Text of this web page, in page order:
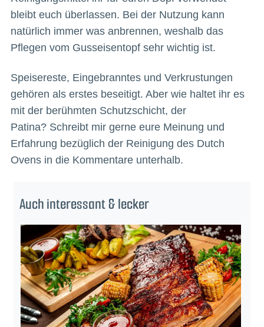
bleibt euch überlassen. Bei der Nutzung kann
natürlich immer was anbrennen, weshalb das
Pflegen vom Gusseisentopf sehr wichtig ist.
Speisereste, Eingebranntes und Verkrustungen
gehören als erstes beseitigt. Aber wie haltet ihr es
mit der berühmten Schutzschicht, der
Patina? Schreibt mir gerne eure Meinung und
Erfahrung bezüglich der Reinigung des Dutch
Ovens in die Kommentare unterhalb.
Auch interessant & lecker